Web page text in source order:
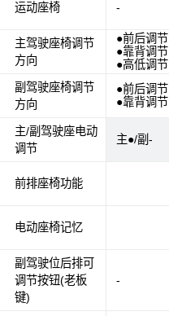
运动座椅
主驾驶座椅调节
方向
副驾驶座椅调节
方向
主/副驾驶座电动
调节
前排座椅功能
电动座椅记忆
副驾驶位后排可
调节按钮(老板
键)
-
●前后调节
●靠背调节
●高低调节
●前后调节
●靠背调节
主●/副-
-